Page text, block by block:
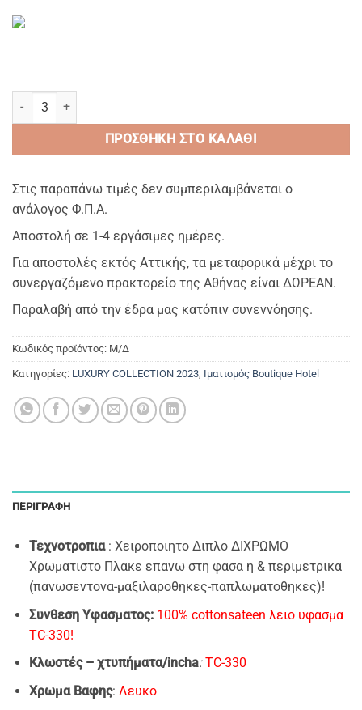
RESORT lagoon - plain cottonsateen λειο με Διπλο ΔΙΧΡΩΜΟ
ΠΡΟΣΘΉΚΗ ΣΤΟ ΚΑΛΆΘΙ
Στις παραπάνω τιμές δεν συμπεριλαμβάνεται ο
ανάλογος Φ.Π.Α.
Αποστολή σε 1-4 εργάσιμες ημέρες.
Για αποστολές εκτός Αττικής, τα μεταφορικά μέχρι το
συνεργαζόμενο πρακτορείο της Αθήνας είναι ΔΩΡΕΑΝ.
Παραλαβή από την έδρα μας κατόπιν συνεννόησης.
Κωδικός προϊόντος: Μ/Δ
Κατηγορίες: LUXURY COLLECTION 2023, Ιματισμός Boutique Hotel
ΠΕΡΙΓΡΑΦΉ
Τεχνοτροπια: Χειροποιητο Διπλο ΔΙΧΡΩΜΟ
Χρωματιστο Πλακε επανω στη φασα η & περιμετρικα
(πανωσεντονα-μαξιλαροθηκες-παπλωματοθηκες)!
Συνθεση Yφασματος: 100% cottonsateen λειο υφασμα
ΤC-330!
Κλωστές – χτυπήματα/incha:TC-330
Xρωμα Bαφης: Λευκο